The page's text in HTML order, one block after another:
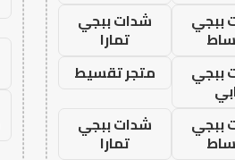
ببجي
شدات ببجي
تمارا
ببجي
متجر تقسيط
ببجي
شدات ببجي
تمارا